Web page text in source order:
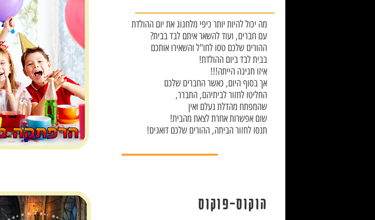
מה יכול להיות יותר כיפי מלחגוג את יום ההולדת
?עם חברים, ועוד להשאר איתם לבד בבית
ההורים שלכם טסו לחו"ל והשאירו אותכם
!בבית לבד ביום ההולדת
!!!איזו חגיגה הייתה
אך בסוף היום, כאשר החברים שלכם
,החליטו לחזור לביתיהם, התברר
שהמפתח מהדלת נעלם ואין
!שום אפשרות אחרת לצאת מהבית
!תנסו לחזור הביתה, ההורים שלכם דואגים
הוקוס-פוקוס